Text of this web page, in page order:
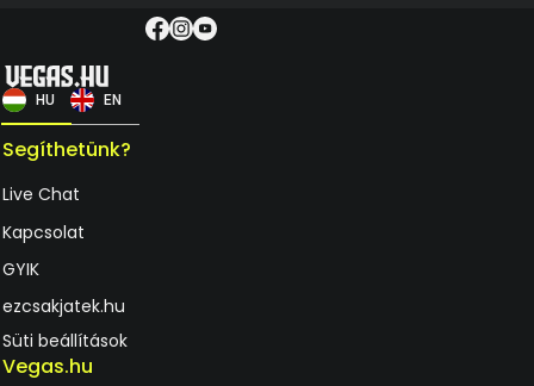
Segíthetünk?
Live Chat
Kapcsolat
GYIK
ezcsakjatek.hu
Süti beállítások
Vegas.hu
HU EN